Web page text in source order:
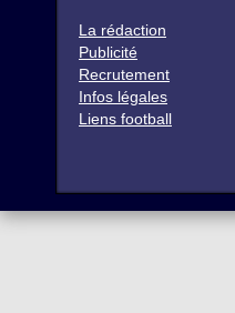
La rédaction
Publicité
Recrutement
Infos légales
Liens football